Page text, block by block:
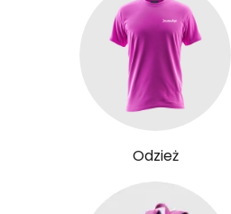
Odzież